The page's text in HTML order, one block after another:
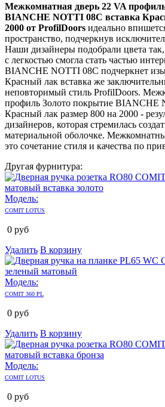
Межкомнатная дверь 22 VA
BIANCHE NOTTI 08C вставка
2000 от ProfilDoors идеально
пространство, подчеркнув
Наши дизайнеры подобрали цвета
с легкостью смогла стать частью
BIANCHE NOTTI 08C подчеркнет
Красный лак вставка же
неповторимый стиль ProfilDoors.
профиль Золото покрытие BIANCHE
Красный лак размер 800 на 2000 -
дизайнеров, которая стремилась
материальной оболочке.
это сочетание стиля и качества по
Другая фурнитура:
Модель:
COMIT LOTUS
0 руб
Удалить В корзину
Модель:
COMIT 360 PL
0 руб
Удалить В корзину
Модель:
COMIT LOTUS
0 руб